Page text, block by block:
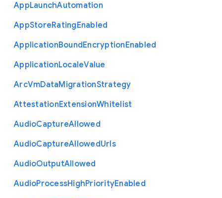
AppLaunchAutomation
AppStoreRatingEnabled
ApplicationBoundEncryptionEnabled
ApplicationLocaleValue
ArcVmDataMigrationStrategy
AttestationExtensionWhitelist
AudioCaptureAllowed
AudioCaptureAllowedUrls
AudioOutputAllowed
AudioProcessHighPriorityEnabled